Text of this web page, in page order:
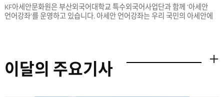
KF아세안문화원은 부산외국어대학교 특수외국어사업단과 함께 ‘아세안
언어강좌’를 운영하고 있습니다. 아세안 언어강좌는 우리 국민의 아세안에
이달의 주요기사 더보기